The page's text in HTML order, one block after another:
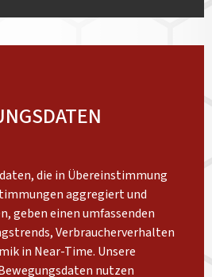
die in Übereinstimmung
aggregiert und
geben einen umfassenden
Verbraucherverhalten
in Near-Time. Unsere
nutzen